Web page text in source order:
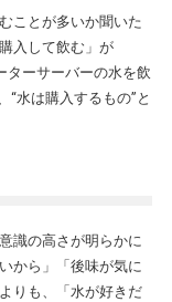
ことが多いか聞いた
入して飲む」が
ターサーバーの水を飲
“水は購入するもの”と
識の高さが明らかに
から」「後味が気に
りも、「水が好きだ